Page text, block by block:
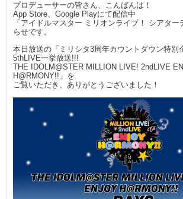
プロデューサーの皆さん、こんばんは！
App Store、Google Playにて配信中
「アイドルマスター ミリオンライブ！ シアタ
らせです。
本日放送の「ミリシタ3周年カウントダウン特別
5thLIVE一挙放送!!!
THE IDOLM@STER MILLION LIVE! 2ndLIVE
H@RMONY!!」を
ご覧いただき、ありがとうございました！